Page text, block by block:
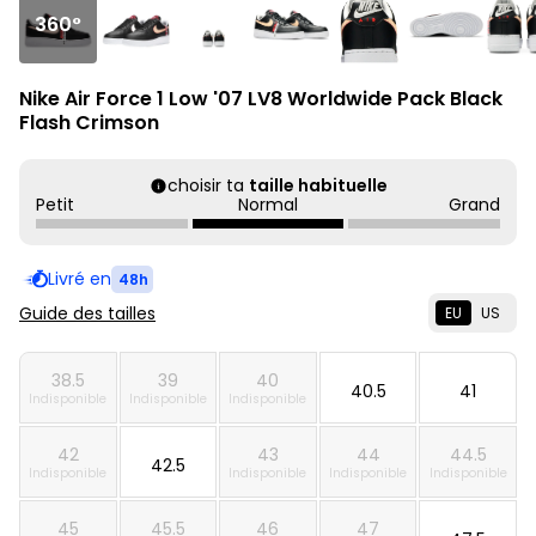
360°
Nike Air Force 1 Low '07 LV8 Worldwide Pack Black
Flash Crimson
choisir ta taille habituelle
Petit
Normal Grand
Livré en 48h
Guide des tailles EU US
38.5
Indisponible
39
Indisponible
40
Indisponible 40.5 41
42
Indisponible 42.5 43
Indisponible
44
Indisponible
44.5
Indisponible
45 45.5 46 47